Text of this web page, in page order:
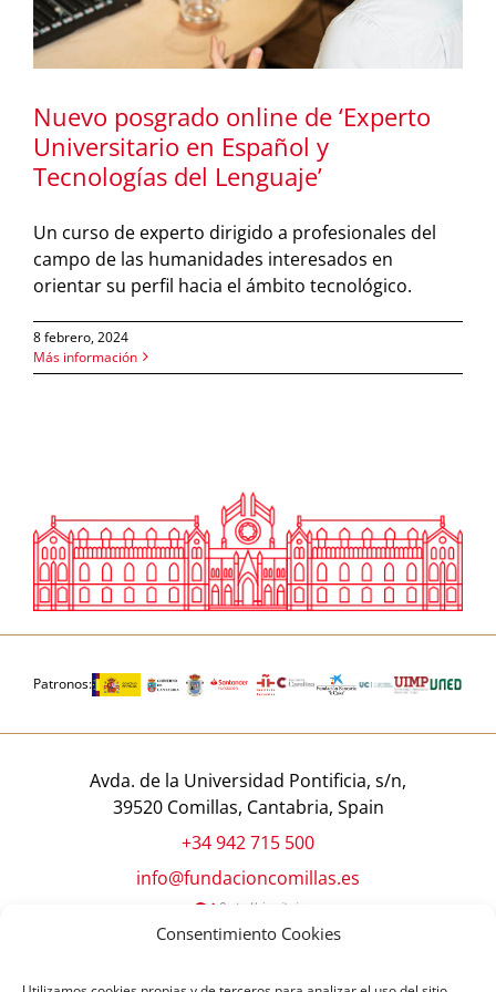
Consentimiento Cookies
Nuevo posgrado online de ‘Experto
Universitario en Español y
Tecnologías del Lenguaje’
Un curso de experto dirigido a profesionales del
campo de las humanidades interesados en
orientar su perfil hacia el ámbito tecnológico.
8 febrero, 2024
Más información
Patronos:
Avda. de la Universidad Pontificia, s/n,
39520 Comillas, Cantabria, Spain
+34 942 715 500
info@fundacioncomillas.es